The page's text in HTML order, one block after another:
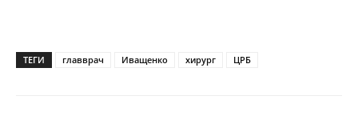
ТЕГИ главврач Иващенко хирург ЦРБ